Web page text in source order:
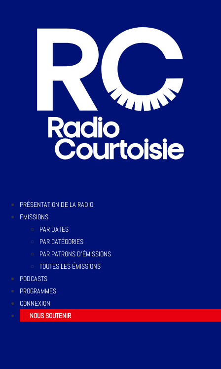
PRÉSENTATION DE LA RADIO
EMISSIONS
PAR DATES
PAR CATÉGORIES
PAR PATRONS D’ÉMISSIONS
TOUTES LES ÉMISSIONS
PODCASTS
PROGRAMMES
CONNEXION
NOUS SOUTENIR